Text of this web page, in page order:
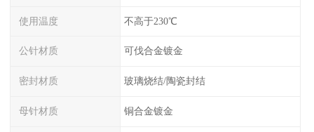
使用温度 不高于230℃
公针材质 可伐合金镀金
密封材质 玻璃烧结/陶瓷封结
母针材质 铜合金镀金